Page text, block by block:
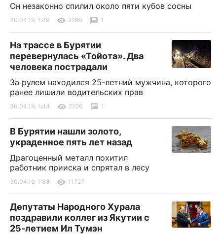
Он незаконно спилил около пяти кубов сосны
30.04.19, 1:49 2298 1
На трассе в Бурятии
перевернулась «Тойота». Два
человека пострадали
За рулем находился 25-летний мужчина, которого
ранее лишили водительских прав
30.04.19, 1:44 2226 1
В Бурятии нашли золото,
украденное пять лет назад
Драгоценный металл похитил
работник прииска и спрятал в лесу
30.04.19, 1:38 11727
Депутаты Народного Хурала
поздравили коллег из Якутии с
25-летием Ил Тумэн